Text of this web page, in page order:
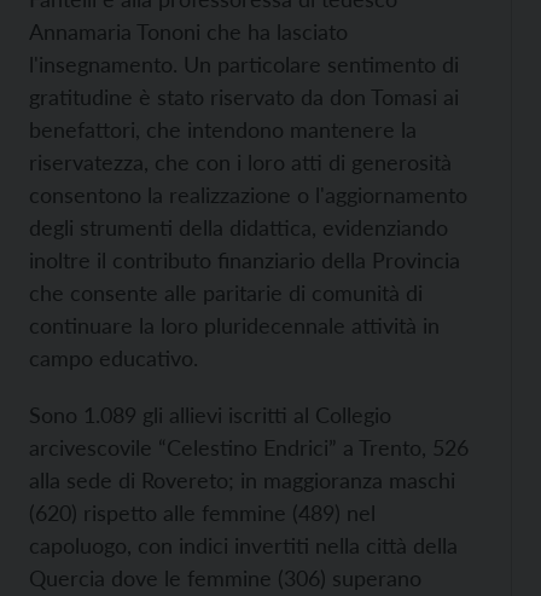
Annamaria Tononi che ha lasciato
l'insegnamento. Un particolare sentimento di
gratitudine è stato riservato da don Tomasi ai
benefattori, che intendono mantenere la
riservatezza, che con i loro atti di generosità
consentono la realizzazione o l'aggiornamento
degli strumenti della didattica, evidenziando
inoltre il contributo finanziario della Provincia
che consente alle paritarie di comunità di
continuare la loro pluridecennale attività in
campo educativo.
Sono 1.089 gli allievi iscritti al Collegio
arcivescovile “Celestino Endrici” a Trento, 526
alla sede di Rovereto; in maggioranza maschi
(620) rispetto alle femmine (489) nel
capoluogo, con indici invertiti nella città della
Quercia dove le femmine (306) superano